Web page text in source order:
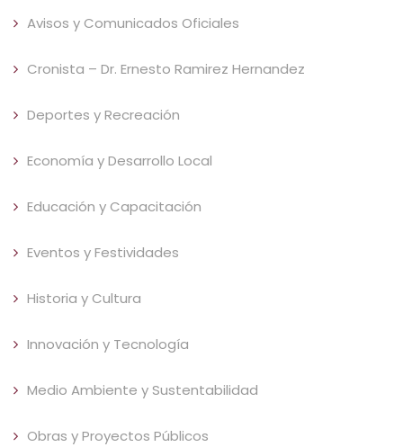
Avisos y Comunicados Oficiales
Cronista – Dr. Ernesto Ramirez Hernandez
Deportes y Recreación
Economía y Desarrollo Local
Educación y Capacitación
Eventos y Festividades
Historia y Cultura
Innovación y Tecnología
Medio Ambiente y Sustentabilidad
Obras y Proyectos Públicos